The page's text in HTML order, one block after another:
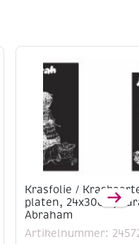
Krasfolie /
platen, 24x30cm,
Abraham
Artikelnummer: